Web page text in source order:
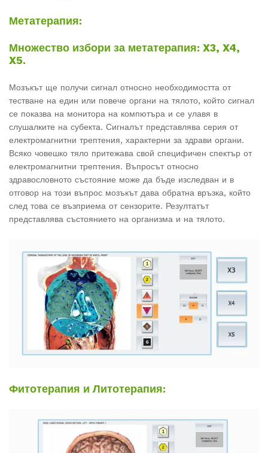
Метатерапия:
Множество избори за метатерапия: X3, X4,
X5.
Мозъкът ще получи сигнал относно необходимостта от
тестване на един или повече органи на тялото, който сигнал
се показва на монитора на компютъра и се улавя в
слушалките на субекта. Сигналът представлява серия от
електромагнитни трептения, характерни за здрави органи.
Всяко човешко тяло притежава свой специфичен спектър от
електромагнитни трептения. Въпросът относно
здравословното състояние може да бъде изследван и в
отговор на този въпрос мозъкът дава обратна връзка, който
след това се възприема от сензорите. Резултатът
представлява състоянието на организма и на тялото.
Фитотерапия и Литотерапия: